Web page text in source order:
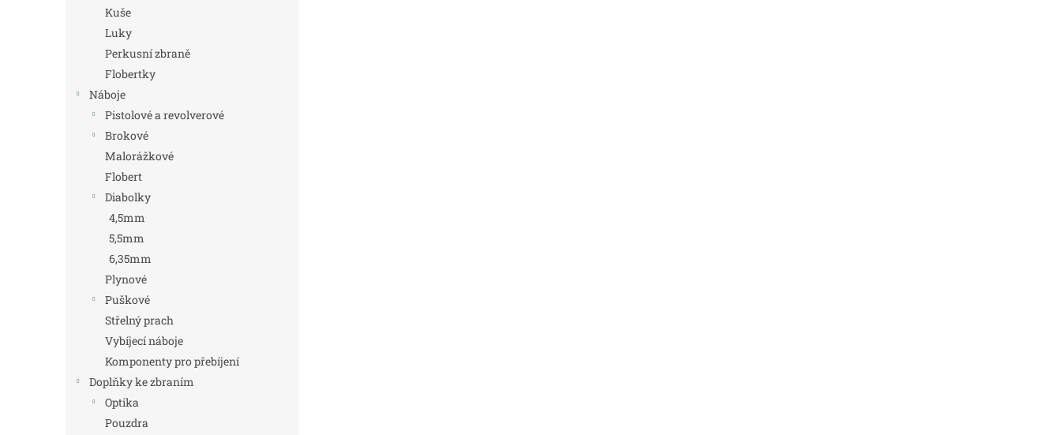
Kuše
Luky
Perkusní zbraně
Flobertky
Náboje
Pistolové a revolverové
Brokové
Malorážkové
Flobert
Diabolky
4,5mm
5,5mm
6,35mm
Plynové
Puškové
Střelný prach
Vybíjecí náboje
Komponenty pro přebíjení
Doplňky ke zbraním
Optika
Pouzdra